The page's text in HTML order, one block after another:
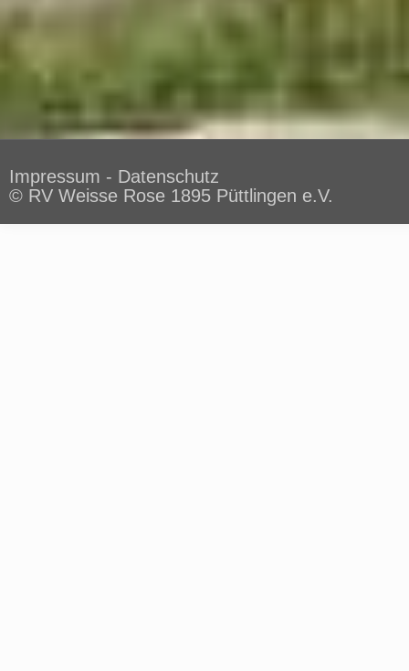
Impressum - Datenschutz
© RV Weisse Rose 1895 Püttlingen e.V.